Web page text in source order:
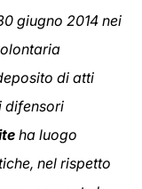
giugno 2014 nei
di atti
difensori
ha luogo
nel rispetto